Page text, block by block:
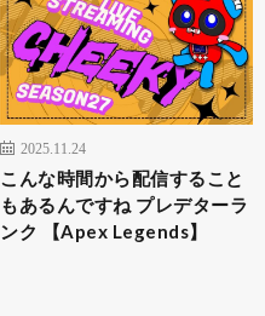
2025.11.24
こんな時間から配信すること
もあるんですね プレデターラ
ンク 【Apex Legends】